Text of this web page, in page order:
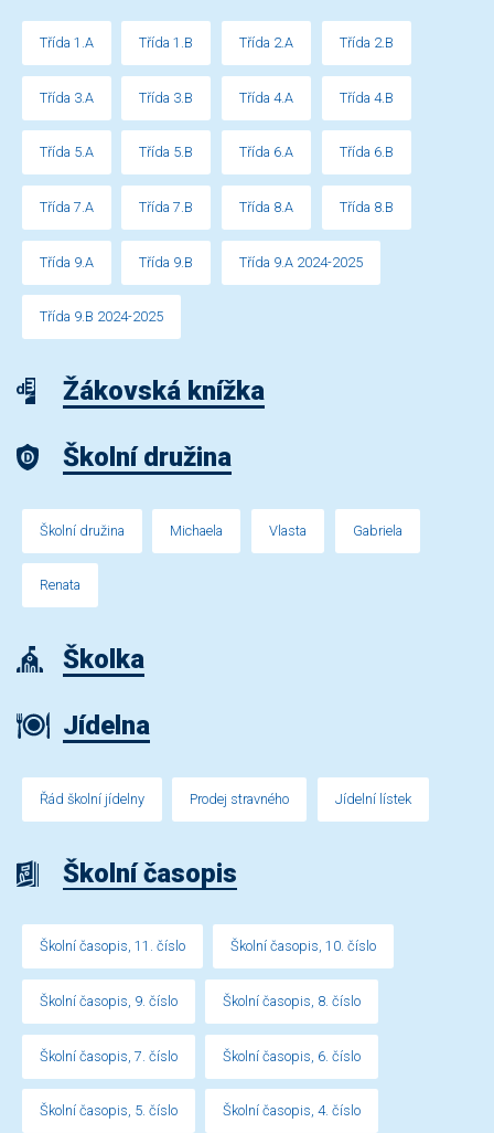
Třída 1.A Třída 1.B Třída 2.A Třída 2.B
Třída 3.A Třída 3.B Třída 4.A Třída 4.B
Třída 5.A Třída 5.B Třída 6.A Třída 6.B
Třída 7.A Třída 7.B Třída 8.A Třída 8.B
Třída 9.A Třída 9.B Třída 9.A 2024-2025
Třída 9.B 2024-2025
Žákovská knížka
Školní družina
Školní družina Michaela Vlasta Gabriela
Renata
Školka
Jídelna
Řád školní jídelny Prodej stravného Jídelní lístek
Školní časopis
Školní časopis, 11. číslo Školní časopis, 10. číslo
Školní časopis, 9. číslo Školní časopis, 8. číslo
Školní časopis, 7. číslo Školní časopis, 6. číslo
Školní časopis, 5. číslo Školní časopis, 4. číslo